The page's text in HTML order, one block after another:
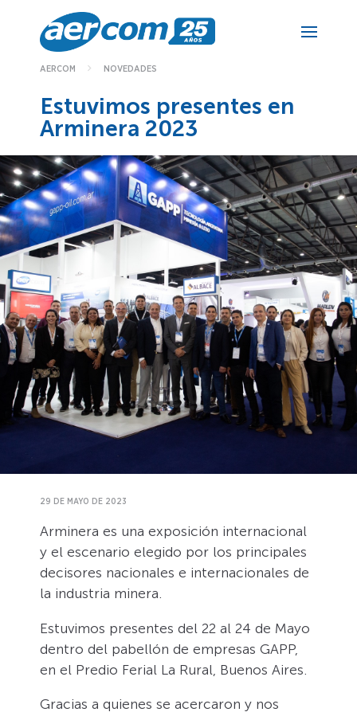
AERCOM NOVEDADES
Estuvimos presentes en
Arminera 2023
29 DE MAYO DE 2023
Arminera es una exposición internacional
y el escenario elegido por los principales
decisores nacionales e internacionales de
la industria minera.
Estuvimos presentes del 22 al 24 de Mayo
dentro del pabellón de empresas GAPP,
en el Predio Ferial La Rural, Buenos Aires.
Gracias a quienes se acercaron y nos